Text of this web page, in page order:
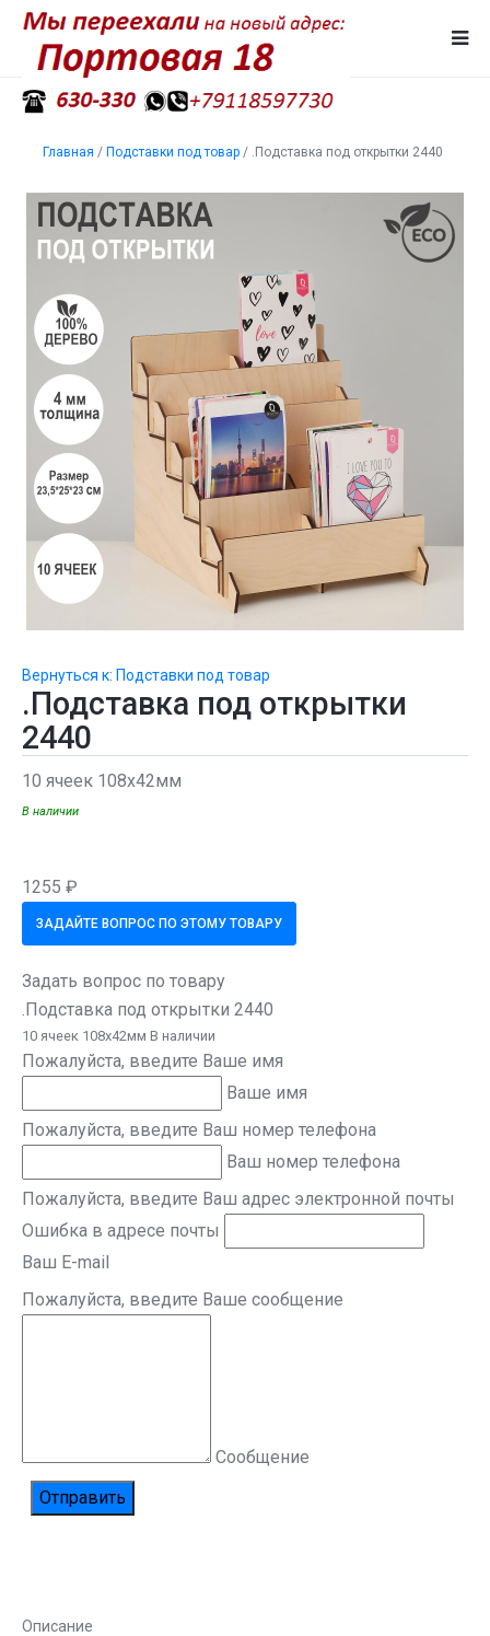
Главная / Подставки под товар / .Подставка под открытки 2440
Вернуться к: Подставки под товар
.Подставка под открытки
2440
10 ячеек 108х42мм
В наличии
1255 ₽
ЗАДАЙТЕ ВОПРОС ПО ЭТОМУ ТОВАРУ
Задать вопрос по товару
.Подставка под открытки 2440
10 ячеек 108х42мм В наличии
Пожалуйста, введите Ваше имя
Ваше имя
Пожалуйста, введите Ваш номер телефона
Ваш номер телефона
Пожалуйста, введите Ваш адрес электронной почты
Ошибка в адресе почты
Ваш E-mail
Пожалуйста, введите Ваше сообщение
Сообщение
Описание